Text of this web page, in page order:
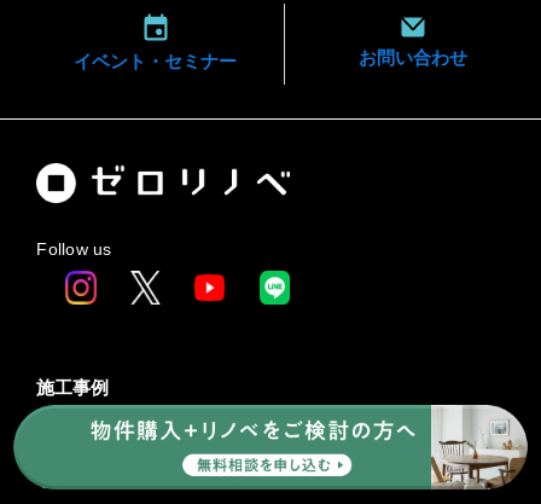
イベント・ セミナー お問い合わせ
Follow us
施工事例
物件購入+リノベ